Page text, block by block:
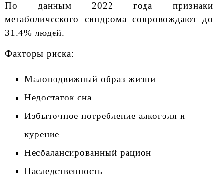
По данным 2022 года признаки
метаболического синдрома сопровождают до
31.4% людей.
Факторы риска:
Малоподвижный образ жизни
Недостаток сна
Избыточное потребление алкоголя и
курение
Несбалансированный рацион
Наследственность